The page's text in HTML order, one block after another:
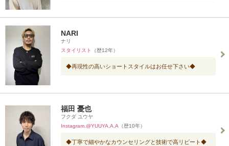
NARI
ナリ
スタイリスト
（歴12年）
◆再現性の高いショートスタイルはお任せ下さい◆
福田 憂也
フクダ ユウヤ
Instagram.@YUUYA.A.A （歴10年）
◆丁寧で細やかなカウンセリングと技術で高リピート◆